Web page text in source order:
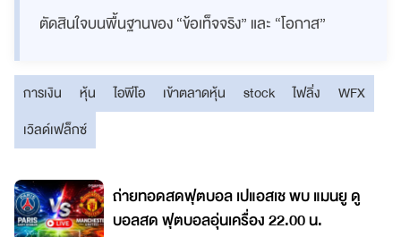
ตัดสินใจบนพื้นฐานของ “ข้อเท็จจริง” และ “โอกาส”
การเงิน หุ้น ไอพีโอ เข้าตลาดหุ้น stock ไฟลิ่ง
WFX
เวิลด์เฟล็กซ์
ถ่ายทอดสดฟุตบอล เปแอสเช พบ แมนยู ดู
บอลสด ฟุตบอลอุ่นเครื่อง 22.00 น.